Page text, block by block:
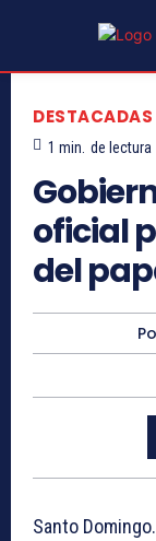
DESTACADAS
1 min. de lectura
oficial
del
Santo